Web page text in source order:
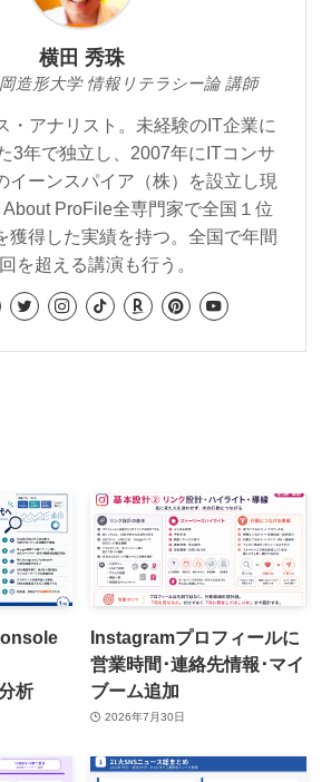
横田 秀珠
造形大学 情報リテラシー論 講師
・アナリスト。未経験のIT企業に
3年で独立し、2007年にITコンサ
イーンスパイア（株）を設立し現
ProFile全専門家で全国１位
獲得した実績を持つ。全国で年間
を超える講演も行う。
析
Instagramプロフィールに
営業時間･連絡先情報･マイ
ブーム追加
2026年7月30日